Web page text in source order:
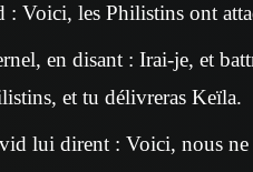
Voici, les Philistins ont
en disant : Irai-je, et
et tu délivreras Keïla.
lui dirent : Voici, nous ne